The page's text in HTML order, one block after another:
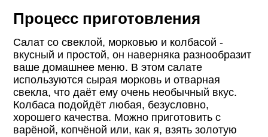
Процесс приготовления
Салат со свеклой, морковью и колбасой -
вкусный и простой, он наверняка разнообразит
ваше домашнее меню. В этом салате
используются сырая морковь и отварная
свекла, что даёт ему очень необычный вкус.
Колбаса подойдёт любая, безусловно,
хорошего качества. Можно приготовить с
варёной, копчёной или, как я, взять золотую